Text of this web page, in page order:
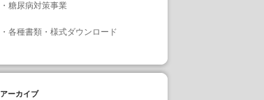
・ 糖尿病対策事業
・ 各種書類・様式ダウンロード
アーカイブ